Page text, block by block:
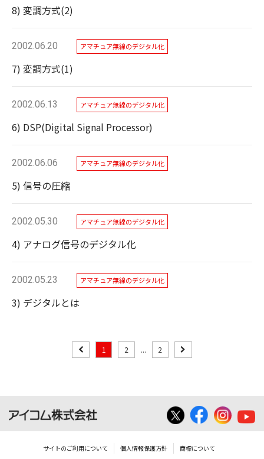
8) 変調方式(2)
2002.06.20 アマチュア無線のデジタル化
7) 変調方式(1)
2002.06.13 アマチュア無線のデジタル化
6) DSP(Digital Signal Processor)
2002.06.06 アマチュア無線のデジタル化
5) 信号の圧縮
2002.05.30 アマチュア無線のデジタル化
4) アナログ信号のデジタル化
2002.05.23 アマチュア無線のデジタル化
3) デジタルとは
1 2 ... 2
サイトのご利用について 個人情報保護方針 商標について